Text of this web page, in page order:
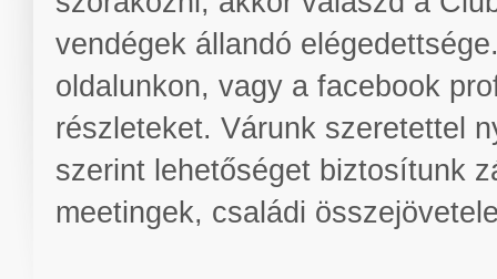
vendégek állandó
oldalunkon, vagy a facebook
részleteket. Várunk szeretettel
szerint lehetőséget biztosítunk
meetingek, családi